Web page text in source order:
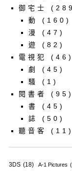
御宅士
動
(160)
漫
(47)
遊
(82)
電視犯
(46)
劇
(45)
騷
(1)
閱書者
(95)
書
(45)
誌
(50)
聽音客
(11)
3DS (18) A-1 Pictures